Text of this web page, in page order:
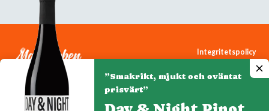
Integritetspolicy
Cookiepolicy
”Smakrikt, mjukt och oväntat
prisvärt”